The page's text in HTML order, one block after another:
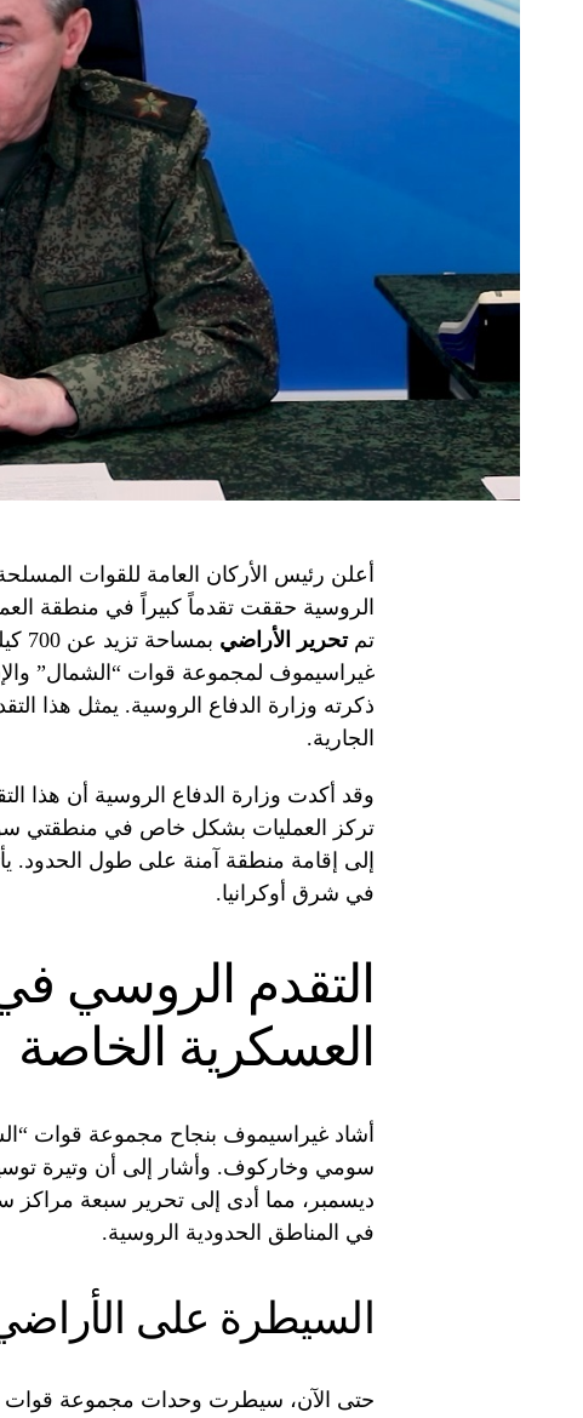
أعلن رئيس الأركان العامة للقوات
الروسية حققت تقدماً كبيراً في منطقة
تمتحرير الأراضي
غيراسيموف لمجموعة قوات “الشمال”
ذكرته وزارة الدفاع الروسية. يمثل هذا
الجارية.
وقد أكدت وزارة الدفاع الروسية أن هذا
تركز العمليات بشكل خاص في منطقتي
إلى إقامة منطقة آمنة على طول الحدود.
في شرق أوكرانيا.
التقدم الروسي
العسكرية الخاصة
أشاد غيراسيموف بنجاح مجموعة قوات
سومي وخاركوف. وأشار إلى أن وتيرة
ديسمبر، مما أدى إلى تحرير سبعة مراكز
في المناطق الحدودية الروسية.
السيطرة على